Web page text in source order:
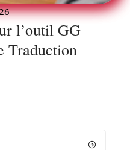
l’outil GG
Traduction